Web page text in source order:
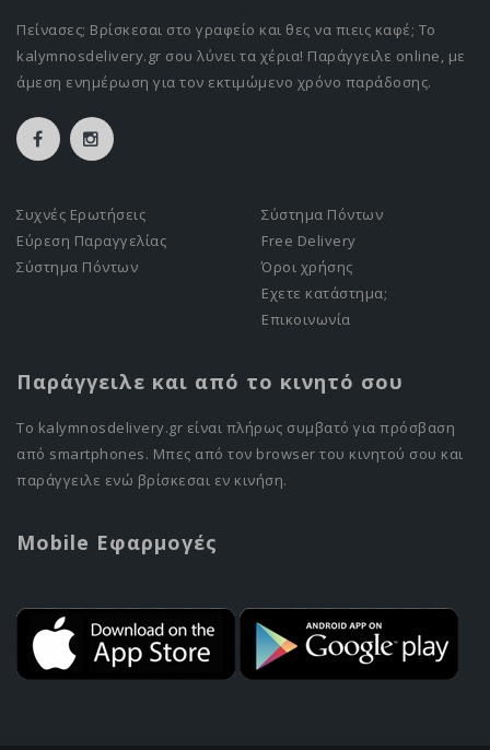
Πείνασες; Βρίσκεσαι στο γραφείο και θες να πιεις καφέ; Το
kalymnosdelivery.gr σου λύνει τα χέρια! Παράγγειλε online, με
άμεση ενημέρωση για τον εκτιμώμενο χρόνο παράδοσης.
Συχνές Ερωτήσεις
Εύρεση Παραγγελίας
Σύστημα Πόντων
Σύστημα Πόντων
Free Delivery
Όροι χρήσης
Εχετε κατάστημα;
Επικοινωνία
Παράγγειλε και από το κινητό σου
Το kalymnosdelivery.gr είναι πλήρως συμβατό για πρόσβαση
από smartphones. Μπες από τον browser του κινητού σου και
παράγγειλε ενώ βρίσκεσαι εν κινήση.
Mobile Εφαρμογές